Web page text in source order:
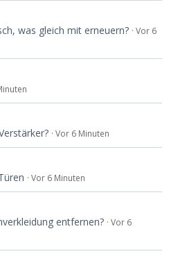
was gleich mit erneuern? Vor 6
Vor 6 Minuten
Vor 6 Minuten
entfernen? Vor 6